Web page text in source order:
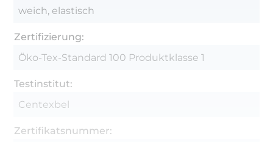
weich, elastisch
Zertifizierung:
Öko-Tex-Standard 100 Produktklasse 1
Testinstitut:
Centexbel
Zertifikatsnummer: